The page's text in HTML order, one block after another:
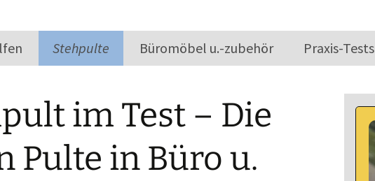
Stehpulte
Büromöbel u.-zubehör
Praxis-Tests
im Test – Die
Pulte in Büro u.